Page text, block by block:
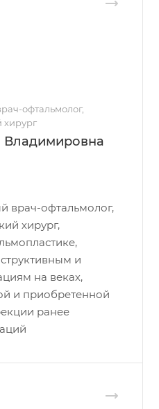
офтальмолог,
хирург
Владимировна
врач-офтальмолог,
хирург,
и
на веках,
и приобретенной
ранее